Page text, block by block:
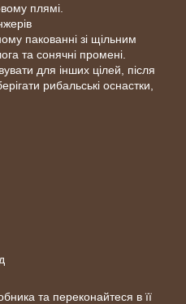
плямі.
пакованні зі щільним
та сонячні промені.
для інших цілей, після
рибальські оснастки,
та переконайтеся в її